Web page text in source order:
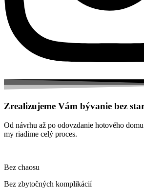
Zrealizujeme Vám bývanie bez
Od návrhu až po odovzdanie hotového
my riadime celý proces.
Bez chaosu
Bez zbytočných komplikácií